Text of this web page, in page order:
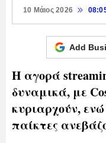
10 Μάιος 2026
Add
Η αγορά
δυναμικά, με
κυριαρχούν, ενώ
παίκτες